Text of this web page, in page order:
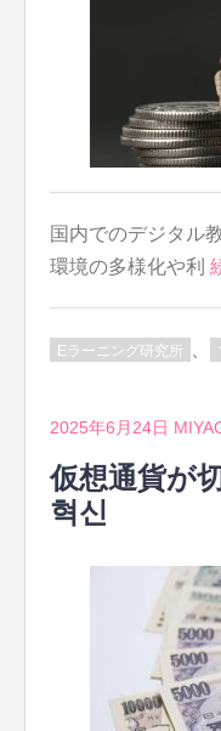
国内でのデジタル
環境の多様化や利
Eラーニング研究所
2025年6月24日
仮想通貨が
혁신